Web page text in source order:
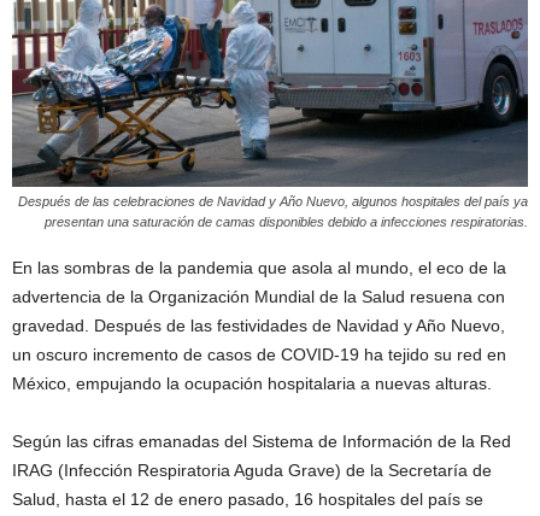
Después de las celebraciones de Navidad y Año Nuevo, algunos hospitales del país ya
presentan una saturación de camas disponibles debido a infecciones respiratorias.
En las sombras de la pandemia que asola al mundo, el eco de la
advertencia de la Organización Mundial de la Salud resuena con
gravedad. Después de las festividades de Navidad y Año Nuevo,
un oscuro incremento de casos de COVID-19 ha tejido su red en
México, empujando la ocupación hospitalaria a nuevas alturas.
Según las cifras emanadas del Sistema de Información de la Red
IRAG (Infección Respiratoria Aguda Grave) de la Secretaría de
Salud, hasta el 12 de enero pasado, 16 hospitales del país se